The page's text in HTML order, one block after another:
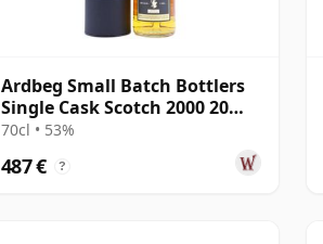
Ardbeg Small Batch Bottlers
Single Cask Scotch 2000 20
años
70cl • 53%
487 € ?